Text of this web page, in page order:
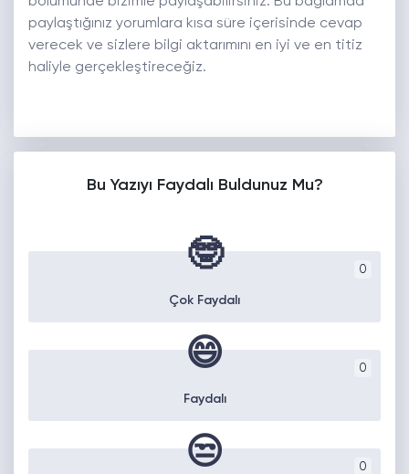
paylaştığınız yorumlara kısa süre içerisinde cevap
verecek ve sizlere bilgi aktarımını en iyi ve en titiz
haliyle gerçekleştireceğiz.
Bu Yazıyı Faydalı Buldunuz Mu?
0
🤓
Çok Faydalı
0
😄
Faydalı
0
😒